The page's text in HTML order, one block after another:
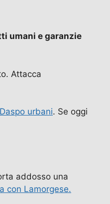
umani e garanzie
Attacca
Daspo urbani. Se oggi
addosso una
con Lamorgese.